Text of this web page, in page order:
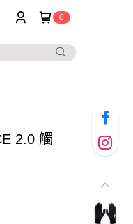
0
2.0 觸